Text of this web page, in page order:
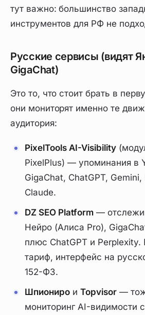
тут важно: большинство
инструментов для РФ не
Русские сервисы (видят
GigaChat)
Это то, что стоит брать в
они мониторят именно те
аудитория:
PixelTools AI-Visibility
PixelPlus) — упоминания в
GigaChat, ChatGPT,
Claude.
DZ SEO Platform —
Нейро (Алиса Pro),
плюс ChatGPT и Perplexity.
тариф, интерфейс на
152-ФЗ.
Шпиониро и Topvisor —
мониторинг AI-видимости